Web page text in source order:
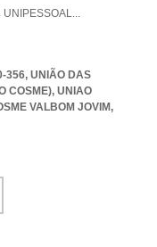
UNIPESSOAL...
356, UNIÃO DAS
COSME), UNIAO
VALBOM JOVIM,